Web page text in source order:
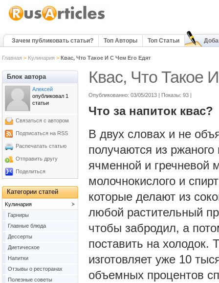
Зачем публиковать статьи? Топ Авторы Топ Статьи
Главная > Kулинария > Квас, Что Такое И С Чем Его Едят
Квас, Что Такое
Опубликованно: 03/05/2013 | Показы: 93 |
Что за напиток квас?
В двух словах и не
получаются из
ячменной и гречневой
молочнокислого и
которые делают из
любой растительный
чтобы забродил, а
поставить на холодок.
изготовляет уже 10
объемных процентов
Блок автора
Алексей
опубликовал 1
статьи
Связаться с автором
Подписаться на RSS
Распечатать статью
Отправить другу
Поделиться
Категории статей
Kулинария
Гарниры
Главные блюда
Дессерты
Диетическое
Напитки
Отзывы о ресторанах
Полезные советы